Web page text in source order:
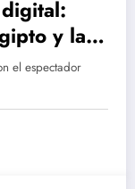
y la
sin
el espectador